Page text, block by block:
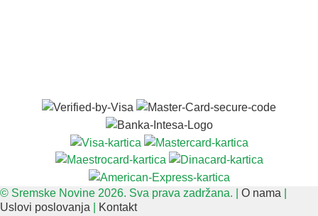
© Sremske Novine 2026. Sva prava zadržana. | O nama
Uslovi poslovanja
Kontakt